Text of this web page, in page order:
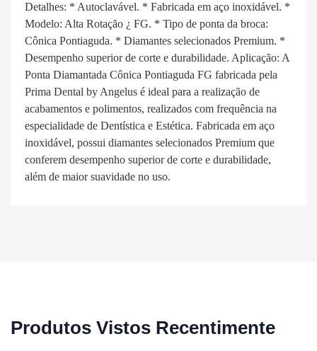
Detalhes: * Autoclavável. * Fabricada em aço inoxidável. *
Modelo: Alta Rotação ¿ FG. * Tipo de ponta da broca:
Cônica Pontiaguda. * Diamantes selecionados Premium. *
Desempenho superior de corte e durabilidade. Aplicação: A
Ponta Diamantada Cônica Pontiaguda FG fabricada pela
Prima Dental by Angelus é ideal para a realização de
acabamentos e polimentos, realizados com frequência na
especialidade de Dentística e Estética. Fabricada em aço
inoxidável, possui diamantes selecionados Premium que
conferem desempenho superior de corte e durabilidade,
além de maior suavidade no uso.
Produtos Vistos Recentimente